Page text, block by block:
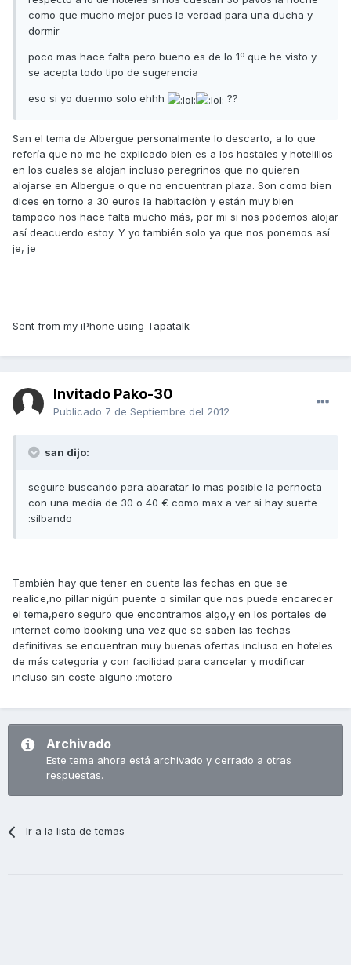
como que mucho mejor pues la verdad para una ducha y
dormir
poco mas hace falta pero bueno es de lo 1º que he visto y
se acepta todo tipo de sugerencia
eso si yo duermo solo ehhh ??
San el tema de Albergue personalmente lo descarto, a lo que
refería que no me he explicado bien es a los hostales y hotelillos
en los cuales se alojan incluso peregrinos que no quieren
alojarse en Albergue o que no encuentran plaza. Son como bien
dices en torno a 30 euros la habitaciòn y están muy bien
tampoco nos hace falta mucho más, por mi si nos podemos alojar
así deacuerdo estoy. Y yo también solo ya que nos ponemos así
je, je
Sent from my iPhone using Tapatalk
Invitado Pako-30
Publicado 7 de Septiembre del 2012
san dijo:
seguire buscando para abaratar lo mas posible la pernocta
con una media de 30 o 40 € como max a ver si hay suerte
:silbando
También hay que tener en cuenta las fechas en que se
realice,no pillar nigún puente o similar que nos puede encarecer
el tema,pero seguro que encontramos algo,y en los portales de
internet como booking una vez que se saben las fechas
definitivas se encuentran muy buenas ofertas incluso en hoteles
de más categoría y con facilidad para cancelar y modificar
incluso sin coste alguno :motero
Archivado
Este tema ahora está archivado y cerrado a otras
respuestas.
Ir a la lista de temas